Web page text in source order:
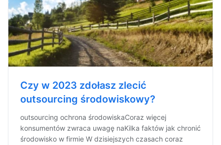
Czy w 2023 zdołasz zlecić
outsourcing środowiskowy?
outsourcing ochrona środowiskaCoraz więcej
konsumentów zwraca uwagę naKilka faktów jak chronić
środowisko w firmie W dzisiejszych czasach coraz